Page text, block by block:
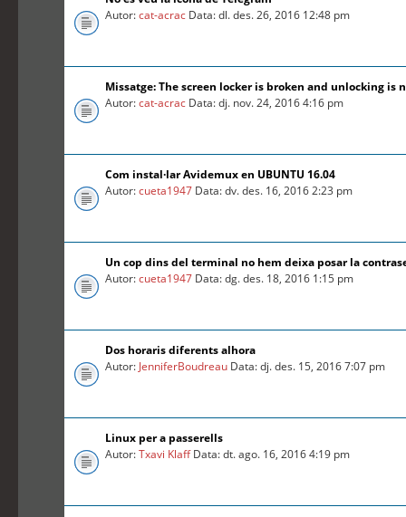
Autor:cat-acrac Data: dl. des. 26, 2016 12:48 pm
Missatge: The screen locker is broken and unlocking is
Autor:cat-acrac Data: dj. nov. 24, 2016 4:16 pm
Com instal·lar Avidemux en UBUNTU 16.04
Autor:cueta1947 Data: dv. des. 16, 2016 2:23 pm
Un cop dins del terminal no hem deixa posar la
Autor:cueta1947 Data: dg. des. 18, 2016 1:15 pm
Dos horaris diferents alhora
Autor: JenniferBoudreau Data: dj. des. 15, 2016 7:07 pm
Linux per a passerells
Autor:Txavi KlaffData: dt. ago. 16, 2016 4:19 pm